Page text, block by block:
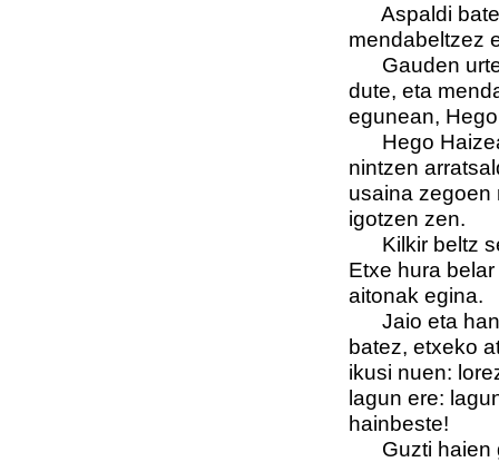
Aspaldi
mendabeltzez
Gauden
dute, eta
egunean,
Hego
nintzen
usaina zegoen
igotzen zen.
Kilkir beltz
Etxe hura
aitonak egina.
Jaio eta
batez, etxeko
ikusi nuen:
lagun ere:
hainbeste!
Guzti haien